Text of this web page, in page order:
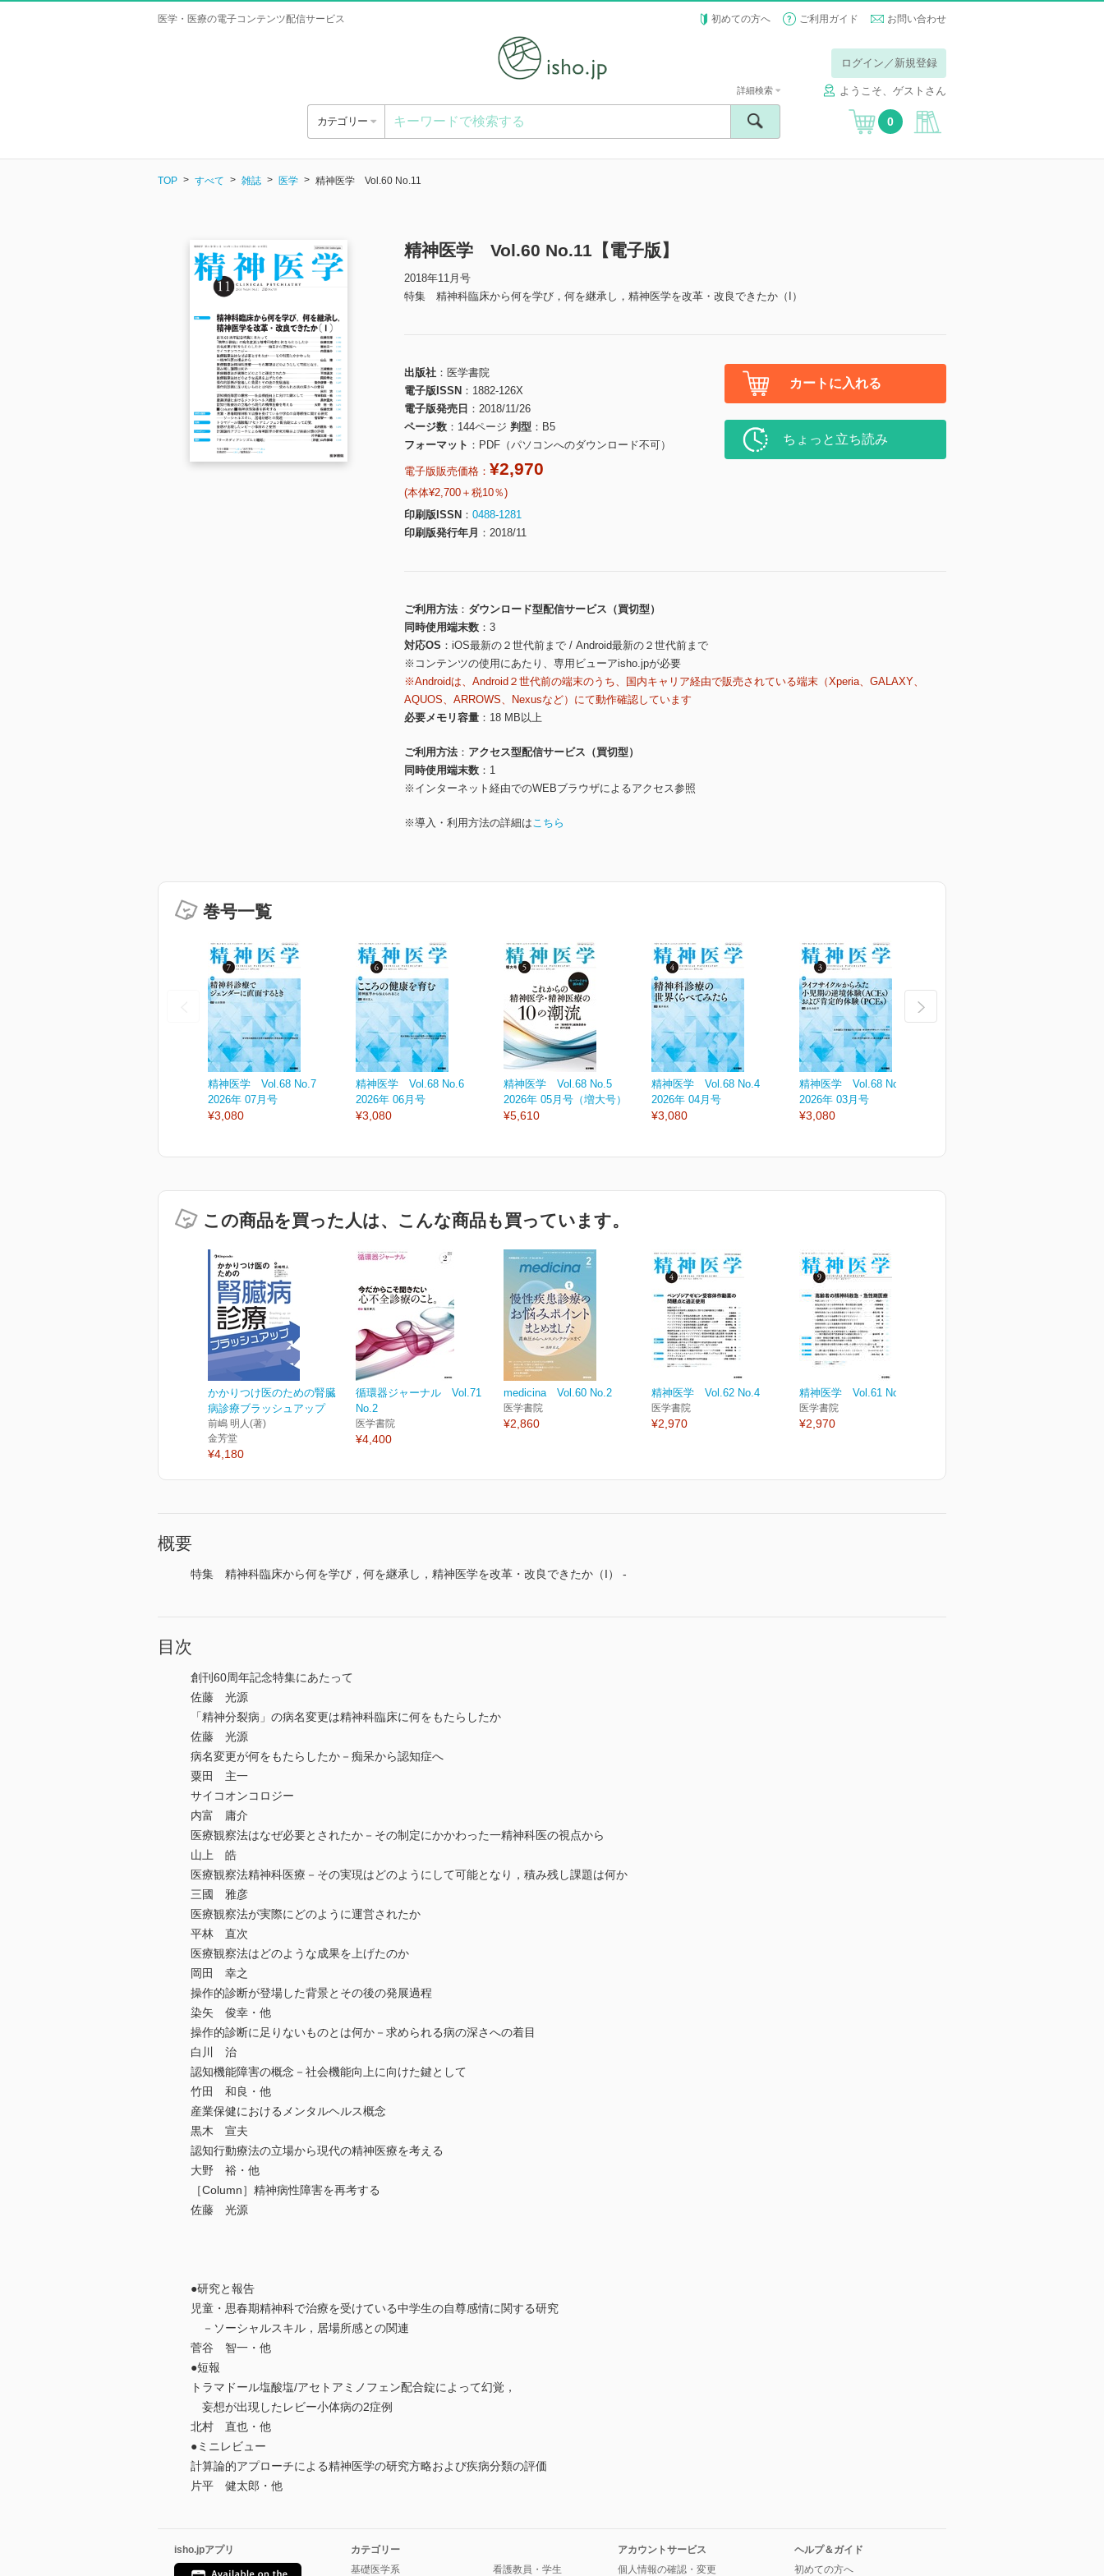
医学・医療の電子コンテンツ配信サービス 初めての方へ ご利用ガイド お問い合わせ
ログイン／新規登録
ようこそ、ゲストさん
カテゴリー
詳細検索
0
TOP すべて 雑誌 医学 精神医学 Vol.60 No.11
精神医学 Vol.60 No.11【電子版】
2018年11月号
特集 精神科臨床から何を学び，何を継承し，精神医学を改革・改良できたか（I）
出版社
医学書院
電子版ISSN
1882-126X
電子版発売日
2018/11/26
ページ数
144ページ 判型
B5
フォーマット
PDF（パソコンへのダウンロード不可）
電子版販売価格： ¥2,970
(本体¥2,700＋税10％)
印刷版ISSN
0488-1281
印刷版発行年月
2018/11
カートに入れる
ちょっと立ち読み
ご利用方法
ダウンロード型配信サービス（買切型）
同時使用端末数
3
対応OS
iOS最新の２世代前まで / Android最新の２世代前まで
※コンテンツの使用にあたり、専用ビューアisho.jpが必要
※Androidは、Android２世代前の端末のうち、国内キャリア経由で販売されている端末（Xperia、GALAXY、
AQUOS、ARROWS、Nexusなど）にて動作確認しています
必要メモリ容量
18 MB以上
ご利用方法
アクセス型配信サービス（買切型）
同時使用端末数
1
※インターネット経由でのWEBブラウザによるアクセス参照
※導入・利用方法の詳細はこちら
巻号一覧
精神医学 Vol.68 No.7
2026年 07月号
¥3,080
精神医学 Vol.68 No.6
2026年 06月号
¥3,080
精神医学 Vol.68 No.5
2026年 05月号（増大号）
¥5,610
精神医学 Vol.68 No.4
2026年 04月号
¥3,080
精神医学 Vol.68 No.3
2026年 03月号
¥3,080
この商品を買った人は、こんな商品も買っています。
かかりつけ医のための腎臓
病診療ブラッシュアップ
前嶋 明人(著)
金芳堂
¥4,180
循環器ジャーナル Vol.71
No.2
医学書院
¥4,400
medicina Vol.60 No.2
医学書院
¥2,860
精神医学 Vol.62 No.4
医学書院
¥2,970
精神医学 Vol.61 No.9
医学書院
¥2,970
概要
特集 精神科臨床から何を学び，何を継承し，精神医学を改革・改良できたか（I） -
目次
創刊60周年記念特集にあたって
佐藤 光源
「精神分裂病」の病名変更は精神科臨床に何をもたらしたか
佐藤 光源
病名変更が何をもたらしたか－痴呆から認知症へ
粟田 主一
サイコオンコロジー
内富 庸介
医療観察法はなぜ必要とされたか－その制定にかかわった一精神科医の視点から
山上 皓
医療観察法精神科医療－その実現はどのようにして可能となり，積み残し課題は何か
三國 雅彦
医療観察法が実際にどのように運営されたか
平林 直次
医療観察法はどのような成果を上げたのか
岡田 幸之
操作的診断が登場した背景とその後の発展過程
染矢 俊幸・他
操作的診断に足りないものとは何か－求められる病の深さへの着目
白川 治
認知機能障害の概念－社会機能向上に向けた鍵として
竹田 和良・他
産業保健におけるメンタルヘルス概念
黒木 宣夫
認知行動療法の立場から現代の精神医療を考える
大野 裕・他
［Column］精神病性障害を再考する
佐藤 光源
●研究と報告
児童・思春期精神科で治療を受けている中学生の自尊感情に関する研究
－ソーシャルスキル，居場所感との関連
菅谷 智一・他
●短報
トラマドール塩酸塩/アセトアミノフェン配合錠によって幻覚，
妄想が出現したレビー小体病の2症例
北村 直也・他
●ミニレビュー
計算論的アプローチによる精神医学の研究方略および疾病分類の評価
片平 健太郎・他
isho.jpアプリ
カテゴリー
基礎医学系
看護教員・学生
アカウントサービス
個人情報の確認・変更
ヘルプ＆ガイド
初めての方へ